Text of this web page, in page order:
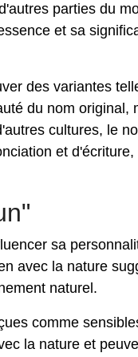
parties du
et sa
des variantes
du nom original,
cultures, le
et d'écriture,
sa
avec la nature
naturel.
comme
la nature et